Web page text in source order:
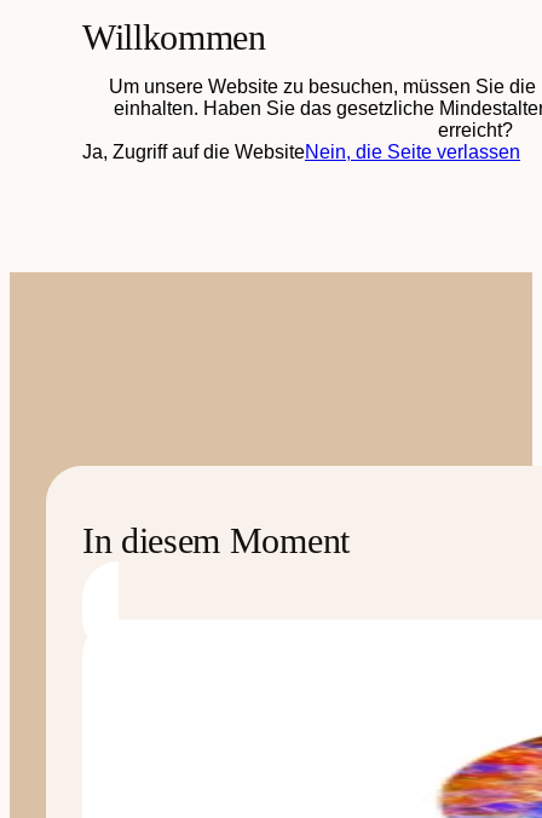
Willkommen
Um unsere Website zu besuchen, müssen Sie
einhalten. Haben Sie das gesetzliche
erreicht?
Ja, Zugriff auf die WebsiteNein, die Seite verlassen
In diesem Moment